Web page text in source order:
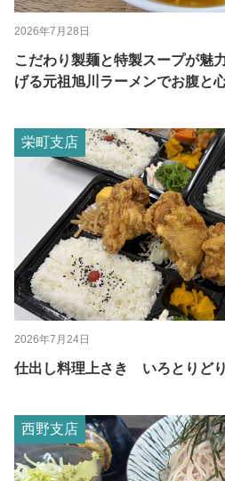
2026年7月28日
こだわり製麺と特製スープが魅
げる元祖旭川ラーメンでお腹と
栄町支店
2026年7月24日
仕出し料理上さき いろとりど
西野支店